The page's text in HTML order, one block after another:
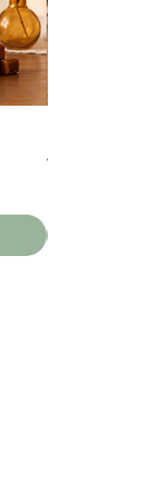
Precio
17,95 €